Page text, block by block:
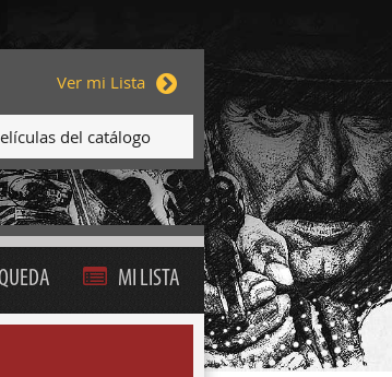
Ver mi Lista
del catálogo
MI LISTA